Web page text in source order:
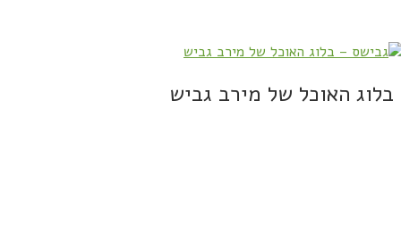
בלוג האוכל של מירב גביש